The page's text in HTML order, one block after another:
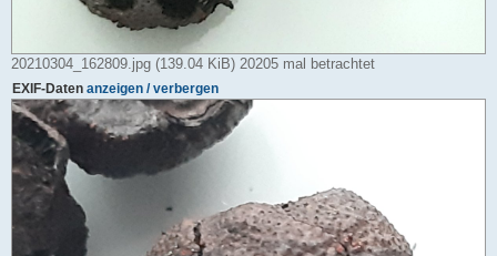
20210304_162809.jpg (139.04 KiB) 20205 mal betrachtet
EXIF-Daten anzeigen / verbergen